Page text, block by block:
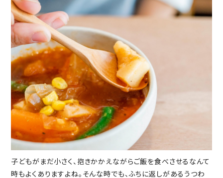
子どもがまだ小さく、抱きかかえながらご飯を食べさせるなんて
時もよくありますよね。そんな時でも、ふちに返しがあるうつわ